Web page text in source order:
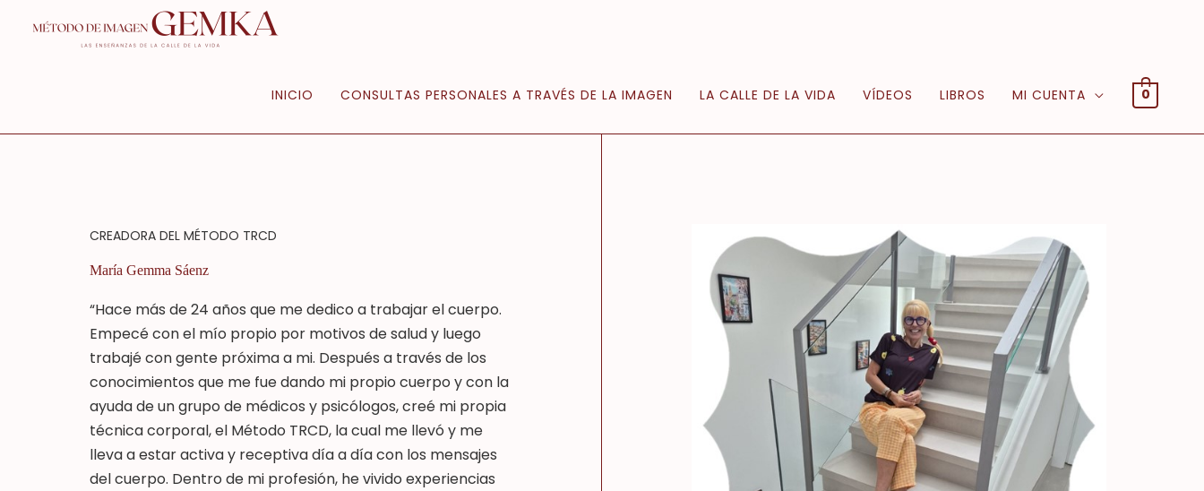
INICIO CONSULTAS PERSONALES A TRAVÉS DE LA IMAGEN LA CALLE DE LA VIDA VÍDEOS LIBROS MI CUENTA 0
CREADORA DEL MÉTODO TRCD
María Gemma Sáenz
“Hace más de 24 años que me dedico a trabajar el cuerpo.
Empecé con el mío propio por motivos de salud y luego
trabajé con gente próxima a mi. Después a través de los
conocimientos que me fue dando mi propio cuerpo y con la
ayuda de un grupo de médicos y psicólogos, creé mi propia
técnica corporal, el Método TRCD, la cual me llevó y me
lleva a estar activa y receptiva día a día con los mensajes
del cuerpo. Dentro de mi profesión, he vivido experiencias